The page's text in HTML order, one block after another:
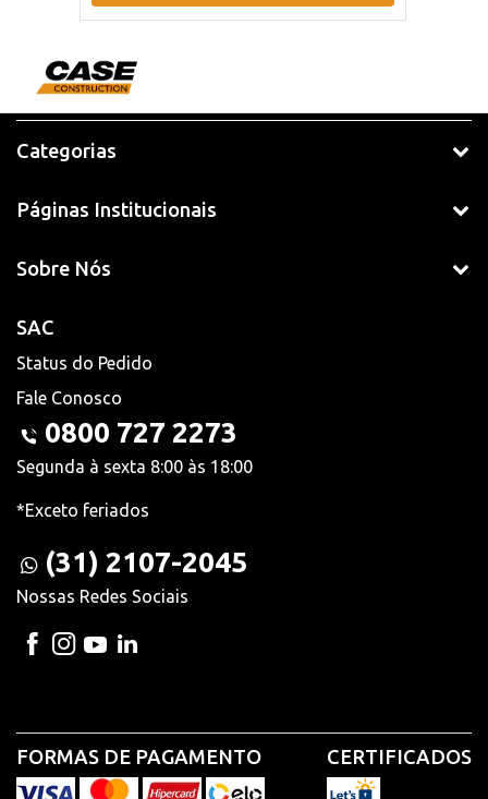
Categorias
Páginas Institucionais
Sobre Nós
SAC
Status do Pedido
Fale Conosco
0800 727 2273
Segunda à sexta 8:00 às 18:00
*Exceto feriados
(31) 2107-2045
Nossas Redes Sociais
FORMAS DE PAGAMENTO CERTIFICADOS